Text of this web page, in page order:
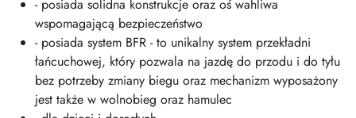
- posiada solidna konstrukcje oraz oś wahliwa
wspomagającą bezpieczeństwo
- posiada system BFR - to unikalny system przekładni
łańcuchowej, który pozwala na jazdę do przodu i do tyłu
bez potrzeby zmiany biegu oraz mechanizm wyposażony
jest także w wolnobieg oraz hamulec